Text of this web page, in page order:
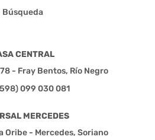
Búsqueda
CENTRAL
- Fray Bentos, Río Negro
099 030 081
MERCEDES
Oribe - Mercedes, Soriano